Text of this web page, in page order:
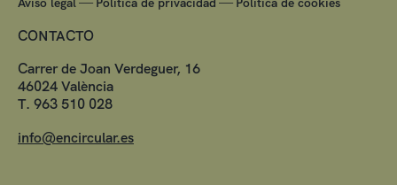
CONTACTO
Carrer de Joan Verdeguer, 16
46024 València
T. 963 510 028
info@encircular.es